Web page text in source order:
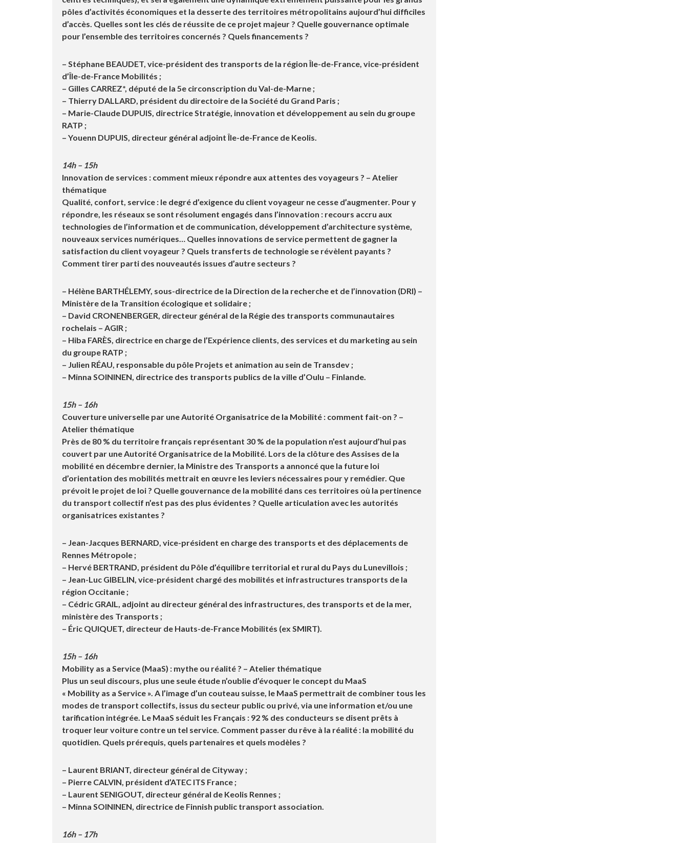
pôles d’activités économiques et la desserte des territoires métropolitains aujourd’hui difficiles
d’accès. Quelles sont les clés de réussite de ce projet majeur ? Quelle gouvernance optimale
pour l’ensemble des territoires concernés ? Quels financements ?
– Stéphane BEAUDET, vice-président des transports de la région Île-de-France, vice-président
d’Île-de-France Mobilités ;
– Gilles CARREZ*, député de la 5e circonscription du Val-de-Marne ;
– Thierry DALLARD, président du directoire de la Société du Grand Paris ;
– Marie-Claude DUPUIS, directrice Stratégie, innovation et développement au sein du groupe
RATP ;
– Youenn DUPUIS, directeur général adjoint Île-de-France de Keolis.
14h – 15h
Innovation de services : comment mieux répondre aux attentes des voyageurs ? – Atelier
thématique
Qualité, confort, service : le degré d’exigence du client voyageur ne cesse d’augmenter. Pour y
répondre, les réseaux se sont résolument engagés dans l’innovation : recours accru aux
technologies de l’information et de communication, développement d’architecture système,
nouveaux services numériques… Quelles innovations de service permettent de gagner la
satisfaction du client voyageur ? Quels transferts de technologie se révèlent payants ?
Comment tirer parti des nouveautés issues d’autre secteurs ?
– Hélène BARTHÉLEMY, sous-directrice de la Direction de la recherche et de l’innovation (DRI) –
Ministère de la Transition écologique et solidaire ;
– David CRONENBERGER, directeur général de la Régie des transports communautaires
rochelais – AGIR ;
– Hiba FARÈS, directrice en charge de l’Expérience clients, des services et du marketing au sein
du groupe RATP ;
– Julien RÉAU, responsable du pôle Projets et animation au sein de Transdev ;
– Minna SOININEN, directrice des transports publics de la ville d’Oulu – Finlande.
15h – 16h
Couverture universelle par une Autorité Organisatrice de la Mobilité : comment fait-on ? –
Atelier thématique
Près de 80 % du territoire français représentant 30 % de la population n’est aujourd’hui pas
couvert par une Autorité Organisatrice de la Mobilité. Lors de la clôture des Assises de la
mobilité en décembre dernier, la Ministre des Transports a annoncé que la future loi
d’orientation des mobilités mettrait en œuvre les leviers nécessaires pour y remédier. Que
prévoit le projet de loi ? Quelle gouvernance de la mobilité dans ces territoires où la pertinence
du transport collectif n’est pas des plus évidentes ? Quelle articulation avec les autorités
organisatrices existantes ?
– Jean-Jacques BERNARD, vice-président en charge des transports et des déplacements de
Rennes Métropole ;
– Hervé BERTRAND, président du Pôle d’équilibre territorial et rural du Pays du Lunevillois ;
– Jean-Luc GIBELIN, vice-président chargé des mobilités et infrastructures transports de la
région Occitanie ;
– Cédric GRAIL, adjoint au directeur général des infrastructures, des transports et de la mer,
ministère des Transports ;
– Éric QUIQUET, directeur de Hauts-de-France Mobilités (ex SMIRT).
15h – 16h
Mobility as a Service (MaaS) : mythe ou réalité ? – Atelier thématique
Plus un seul discours, plus une seule étude n’oublie d’évoquer le concept du MaaS
« Mobility as a Service ». A l’image d’un couteau suisse, le MaaS permettrait de combiner tous les
modes de transport collectifs, issus du secteur public ou privé, via une information et/ou une
tarification intégrée. Le MaaS séduit les Français : 92 % des conducteurs se disent prêts à
troquer leur voiture contre un tel service. Comment passer du rêve à la réalité : la mobilité du
quotidien. Quels prérequis, quels partenaires et quels modèles ?
– Laurent BRIANT, directeur général de Cityway ;
– Pierre CALVIN, président d’ATEC ITS France ;
– Laurent SENIGOUT, directeur général de Keolis Rennes ;
– Minna SOININEN, directrice de Finnish public transport association.
16h – 17h